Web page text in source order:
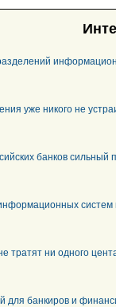
уже никого не
банков сильный
систем
тратят ни одного
для банкиров и